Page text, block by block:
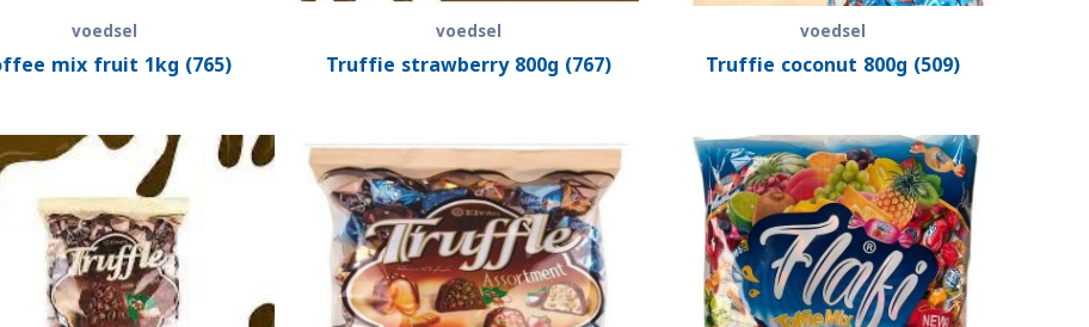
voedsel
mix fruit 1kg (765)
voedsel
Truffie strawberry 800g (767)
voedsel
Truffie coconut 800g (509)